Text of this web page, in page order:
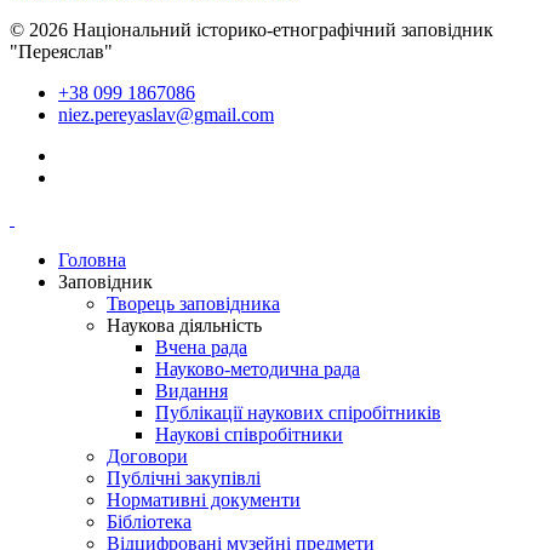
© 2026 Національний історико-етнографічний заповідник
"Переяслав"
+38 099 1867086
niez.pereyaslav@gmail.com
Головна
Заповідник
Творець заповідника
Наукова діяльність
Вчена рада
Науково-методична рада
Видання
Публікації наукових спіробітників
Наукові співробітники
Договори
Публічні закупівлі
Нормативні документи
Бібліотека
Відцифровані музейні предмети